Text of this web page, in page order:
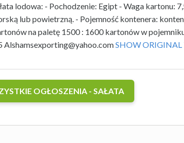
lodowa: - Pochodzenie: Egipt - Waga kartonu:
lub powietrzną. - Pojemność kontenera:
na paletę 1500 : 1600 kartonów w
Alshamsexporting@yahoo.comSHOW ORIGINAL
OGŁOSZENIA - SAŁATA